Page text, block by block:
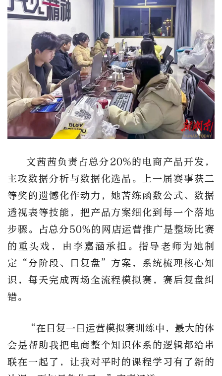
文茜茜负责占总分20%的电商产品开发，
主攻数据分析与数据化选品。上一届赛事获二
等奖的遗憾化作动力，她苦练函数公式、数据
透视表等技能，把产品方案细化到每一个落地
步骤。
占总分50%的网店运营推广是整场比赛
的重头戏，由李嘉涵承担。指导老师为她制
定 “分阶段、日复盘” 方案，系统梳理核心知
识，每天完成两场全流程模拟赛，赛后复盘纠
错。
“在日复一日运营模拟赛训练中，最大的体
会是帮助我把电商整个知识体系的逻辑都给串
联在一起了，让我对平时的课程学习有了新的